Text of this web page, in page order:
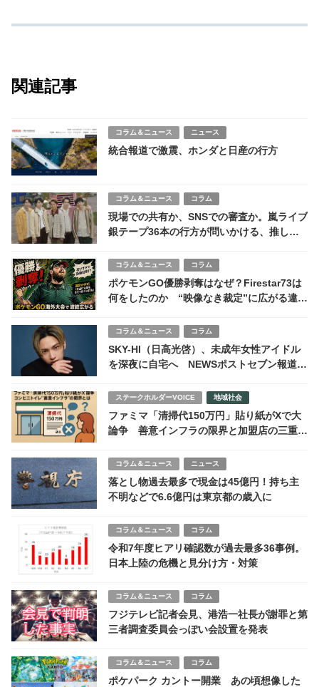
関連記事
コラム＆ニュース ニュース
統合報道で激震、ホンダと日産の行方
コラム＆ニュース コラム
現場での共有か、SNSでの審査か。嵐ライブ
銀テープ36本の行方が問いかける、推し活
コラム＆ニュース コラム
ポケモンGO優勝剥奪はなぜ？Firestar73は
何をしたのか “映像なき裁定”に広がる違和
コラム＆ニュース コラム
SKY-HI（日高光啓）、未成年女性アイドル
を深夜に自宅へ NEWSポストセブン報道で
ステークホルダーVOICE 地域社会
ファミマ「清掃代150万円」貼り紙がXで大
論争 善意インフラの限界と加盟店の三重苦
コラム＆ニュース ニュース
落とし物過去最多で現金は45億円！持ち主
不明などで6.6億円は東京都の歳入に
コラム＆ニュース コラム
令和7年度ヒアリ確認数が過去最多36事例。
日本上陸の危機と見分け方・対策
コラム＆ニュース コラム
フジテレビ記者会見、港浩一社長が謝罪と第
三者調査委員会っぽい会設置を発表
コラム＆ニュース コラム
ポケパーク カントー開業 あの頃想像した